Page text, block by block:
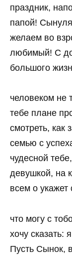
праздник,
папой!
желаем во
любимый! С
большого
человеком не
тебе плане
смотреть, как
семью с
чудесной
девушкой, на
всем о
что могу с
хочу сказать:
Пусть Сынок,